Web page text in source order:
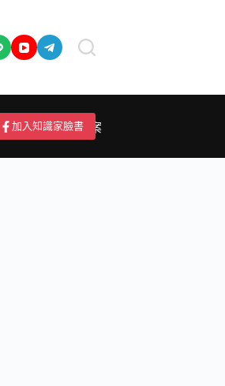
成為作者/投稿/提案
加入知識家臉書